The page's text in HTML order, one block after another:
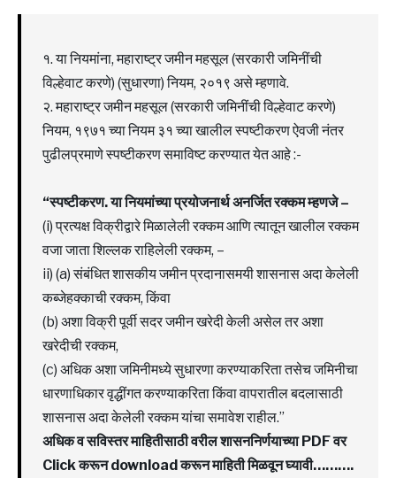
१. या नियमांना, महाराष्ट्र जमीन महसूल (सरकारी जमिनींची
विल्हेवाट करणे) (सुधारणा) नियम, २०१९ असे म्हणावे.
२. महाराष्ट्र जमीन महसूल (सरकारी जमिनींची विल्हेवाट करणे)
नियम, १९७१ च्या नियम ३१ च्या खालील स्पष्टीकरण ऐवजी नंतर
पुढीलप्रमाणे स्पष्टीकरण समाविष्ट करण्यात येत आहे :-
“स्पष्टीकरण. या नियमांच्या प्रयोजनार्थ अनर्जित रक्कम म्हणजे –
(i) प्रत्यक्ष विक्रीद्वारे मिळालेली रक्कम आणि त्यातून खालील रक्कम
वजा जाता शिल्लक राहिलेली रक्कम, –
ii) (a) संबंधित शासकीय जमीन प्रदानासमयी शासनास अदा केलेली
कब्जेहक्काची रक्कम, किंवा
(b) अशा विक्री पूर्वी सदर जमीन खरेदी केली असेल तर अशा
खरेदीची रक्कम,
(c) अधिक अशा जमिनीमध्ये सुधारणा करण्याकरिता तसेच जमिनीचा
धारणाधिकार वृद्धींगत करण्याकरिता किंवा वापरातील बदलासाठी
शासनास अदा केलेली रक्कम यांचा समावेश राहील.”
अधिक व सविस्तर माहितीसाठी वरील शासननिर्णयाच्या PDF वर
Click करून download करून माहिती मिळवून घ्यावी……….